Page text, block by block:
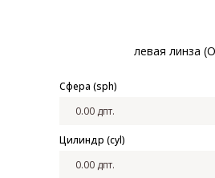
левая линза
Сфера (sph)
Цилиндр (cyl)